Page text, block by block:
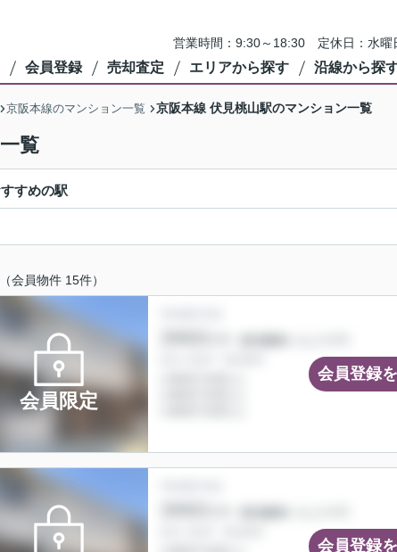
営業時間：9:30～18:30 定休日：水曜
会員登録 売却査定 エリアから探す 沿線から探
京阪本線のマンション一覧 京阪本線 伏見桃山駅のマンション一覧
覧
すめの駅
会員物件 15件）
会員限定
会員登録
会員登録